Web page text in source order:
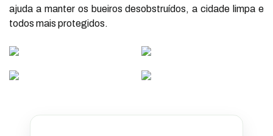
ajuda a manter os bueiros desobstruídos, a cidade limpa e
todos mais protegidos.